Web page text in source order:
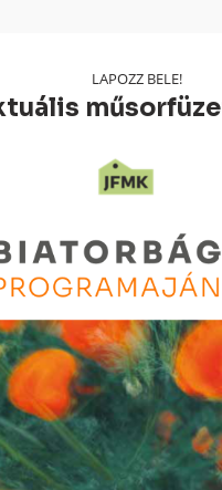
LAPOZZ BELE!